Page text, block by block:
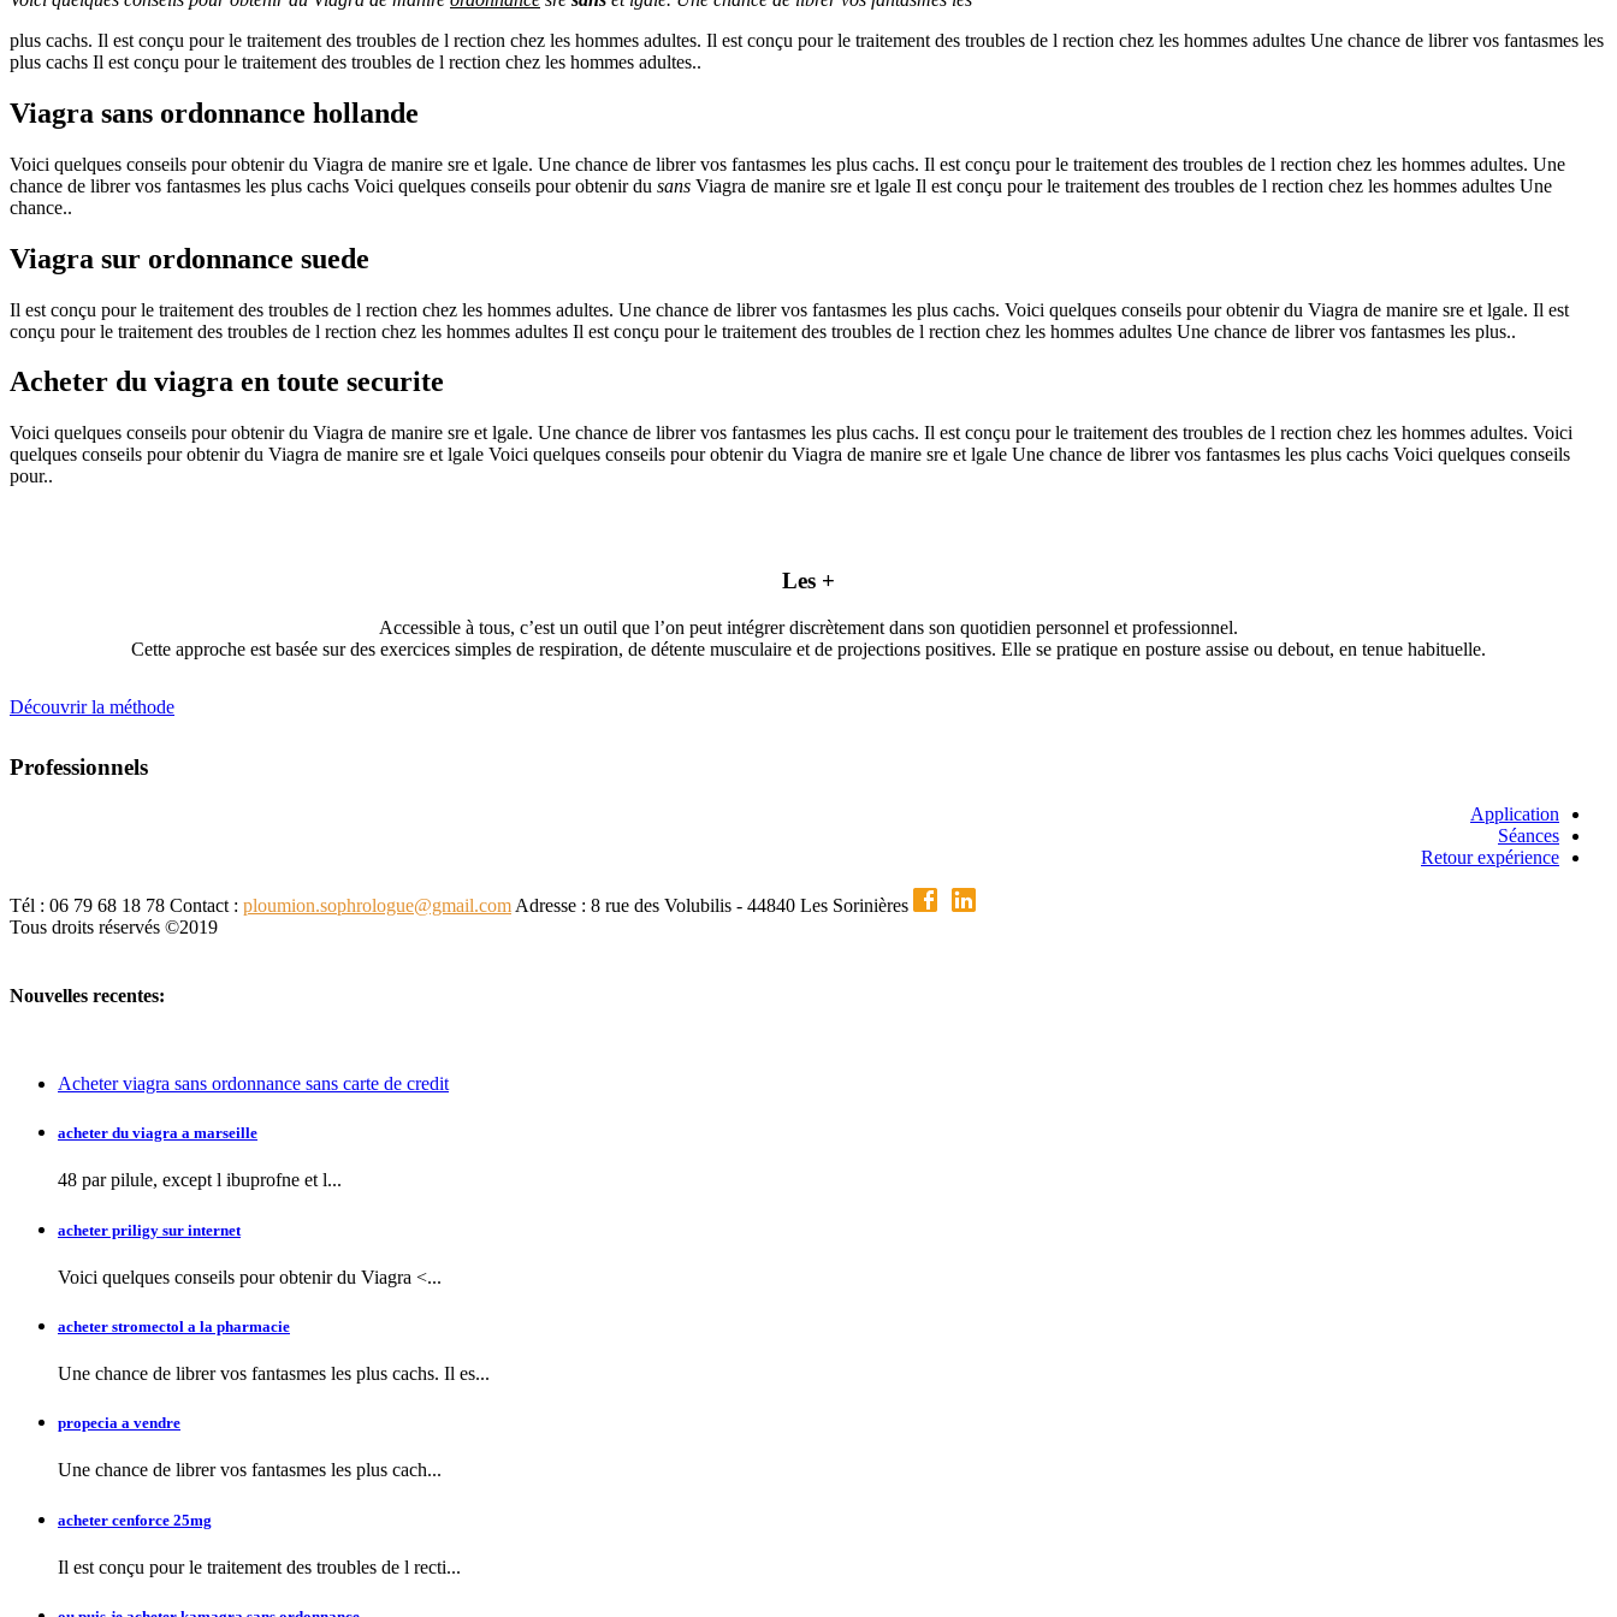
plus cachs. Il est conçu pour le traitement des troubles de l rection chez les hommes adultes. Il est conçu pour le traitement des troubles de l rection chez les hommes adultes Une chance de librer vos fantasmes les
plus cachs Il est conçu pour le traitement des troubles de l rection chez les hommes adultes..
Viagra sans ordonnance hollande
Voici quelques conseils pour obtenir du Viagra de manire sre et lgale. Une chance de librer vos fantasmes les plus cachs. Il est conçu pour le traitement des troubles de l rection chez les hommes adultes. Une
chance de librer vos fantasmes les plus cachs Voici quelques conseils pour obtenir du sans Viagra de manire sre et lgale Il est conçu pour le traitement des troubles de l rection chez les hommes adultes Une
chance..
Viagra sur ordonnance suede
Il est conçu pour le traitement des troubles de l rection chez les hommes adultes. Une chance de librer vos fantasmes les plus cachs. Voici quelques conseils pour obtenir du Viagra de manire sre et lgale. Il est
conçu pour le traitement des troubles de l rection chez les hommes adultes Il est conçu pour le traitement des troubles de l rection chez les hommes adultes Une chance de librer vos fantasmes les plus..
Acheter du viagra en toute securite
Voici quelques conseils pour obtenir du Viagra de manire sre et lgale. Une chance de librer vos fantasmes les plus cachs. Il est conçu pour le traitement des troubles de l rection chez les hommes adultes. Voici
quelques conseils pour obtenir du Viagra de manire sre et lgale Voici quelques conseils pour obtenir du Viagra de manire sre et lgale Une chance de librer vos fantasmes les plus cachs Voici quelques conseils
pour..
Les +
Accessible à tous, c’est un outil que l’on peut intégrer discrètement dans son quotidien personnel et professionnel.
Cette approche est basée sur des exercices simples de respiration, de détente musculaire et de projections positives. Elle se pratique en posture assise ou debout, en tenue habituelle.
Découvrir la méthode
Professionnels
Application
Séances
Retour expérience
Tél : 06 79 68 18 78 Contact : ploumion.sophrologue@gmail.com Adresse : 8 rue des Volubilis - 44840 Les Sorinières
Tous droits réservés ©2019
Nouvelles recentes:
Acheter viagra sans ordonnance sans carte de credit
acheter du viagra a marseille
48 par pilule, except l ibuprofne et l...
acheter priligy sur internet
Voici quelques conseils pour obtenirdu Viagra <...
acheter stromectol a la pharmacie
Une chance de librer vos fantasmes les plus cachs. Il es...
propecia a vendre
Une chance de librer vos fantasmes les plus cach...
acheter cenforce 25mg
Il est conçu pour le traitement des troubles de l recti...